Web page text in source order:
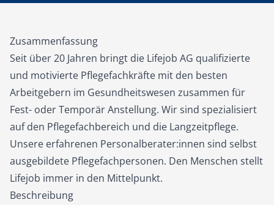
Zusammenfassung
Seit über 20 Jahren bringt die Lifejob AG qualifizierte
und motivierte Pflegefachkräfte mit den besten
Arbeitgebern im Gesundheitswesen zusammen für
Fest- oder Temporär Anstellung. Wir sind spezialisiert
auf den Pflegefachbereich und die Langzeitpflege.
Unsere erfahrenen Personalberater:innen sind selbst
ausgebildete Pflegefachpersonen. Den Menschen stellt
Lifejob immer in den Mittelpunkt.
Beschreibung